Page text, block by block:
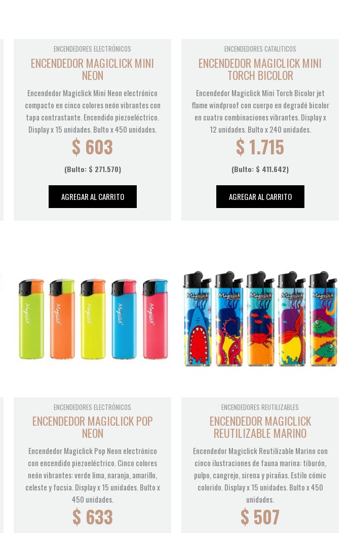
ENCENDEDORES ELECTRÓNICOS
ENCENDEDOR MAGICLICK MINI
NEON
Encendedor Magiclick Mini Neon electrónico
compacto en cinco colores neón vibrantes con
tapa contrastante. Encendido piezoeléctrico.
Display x 15 unidades. Bulto x 450 unidades.
$ 603
(Bulto: $ 271.570)
AGREGAR AL CARRITO
ENCENDEDORES CATALITICOS
ENCENDEDOR MAGICLICK MINI
TORCH BICOLOR
Encendedor Magiclick Mini Torch Bicolor jet
flame windproof con cuerpo en degradé bicolor
en cuatro combinaciones vibrantes. Display x
12 unidades. Bulto x 240 unidades.
$ 1.715
(Bulto: $ 411.642)
AGREGAR AL CARRITO
ENCENDEDORES ELECTRÓNICOS
ENCENDEDOR MAGICLICK POP
NEON
Encendedor Magiclick Pop Neon electrónico
con encendido piezoeléctrico. Cinco colores
neón vibrantes: verde lima, naranja, amarillo,
celeste y fucsia. Display x 15 unidades. Bulto x
450 unidades.
$ 633
ENCENDEDORES REUTILIZABLES
ENCENDEDOR MAGICLICK
REUTILIZABLE MARINO
Encendedor Magiclick Reutilizable Marino con
cinco ilustraciones de fauna marina: tiburón,
pulpo, cangrejo, sirena y pirañas. Estilo cómic
colorido. Display x 15 unidades. Bulto x 450
unidades.
$ 507